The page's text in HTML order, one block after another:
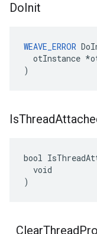
DoInit
WEAVE_ERROR
otInstance
)
IsThread
bool
  void
)
ClearThread